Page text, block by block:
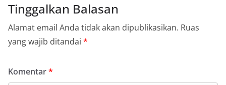
Tinggalkan Balasan
Alamat email Anda tidak akan dipublikasikan. Ruas
yang wajib ditandai *
Komentar*